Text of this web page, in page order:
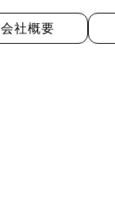
会社概要